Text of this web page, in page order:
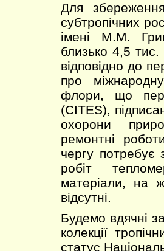
Для
субтропічних
імені М.М.
близько 4,5 тис.
відповідно до
про
флори, що
(CITES),
охорони
ремонтні
чергу потребує
робіт
матеріали, на
відсутні.
Будемо вдячні
колекції
статус